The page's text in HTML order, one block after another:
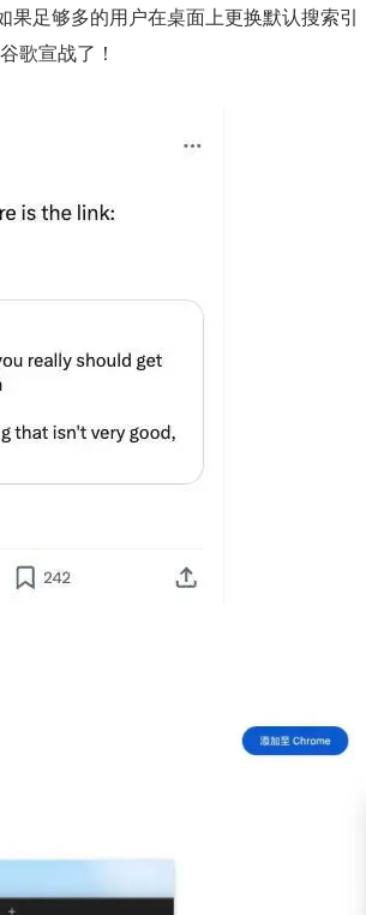
足够多的用户在桌面上更换默认搜索引
歌宣战了！